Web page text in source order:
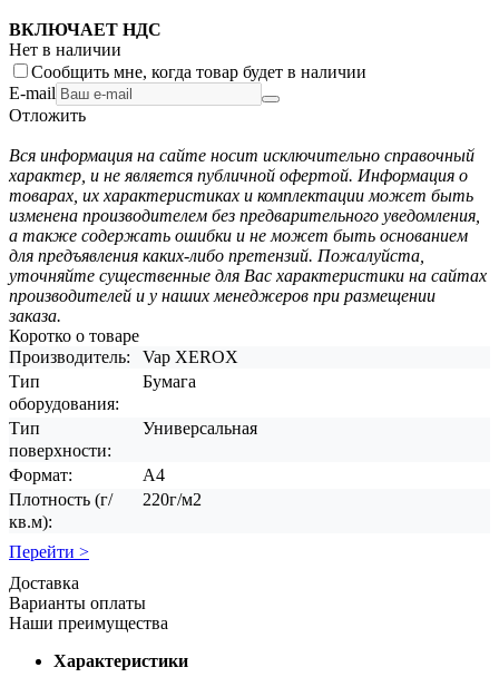
ВКЛЮЧАЕТ НДС
Нет в наличии
Сообщить мне, когда товар будет в наличии
E-mail
Отложить
Вся информация на сайте носит исключительно справочный
характер, и не является публичной офертой. Информация о
товарах, их характеристиках и комплектации может быть
изменена производителем без предварительного уведомления,
а также содержать ошибки и не может быть основанием
для предъявления каких-либо претензий. Пожалуйста,
уточняйте существенные для Вас характеристики на сайтах
производителей и у наших менеджеров при размещении
заказа.
Коротко о товаре
Производитель:
Vap XEROX
Тип
оборудования:
Бумага
Тип
поверхности:
Универсальная
Формат:
A4
Плотность (г/
кв.м):
220г/м2
Перейти >
Доставка
Варианты оплаты
Наши преимущества
Характеристики